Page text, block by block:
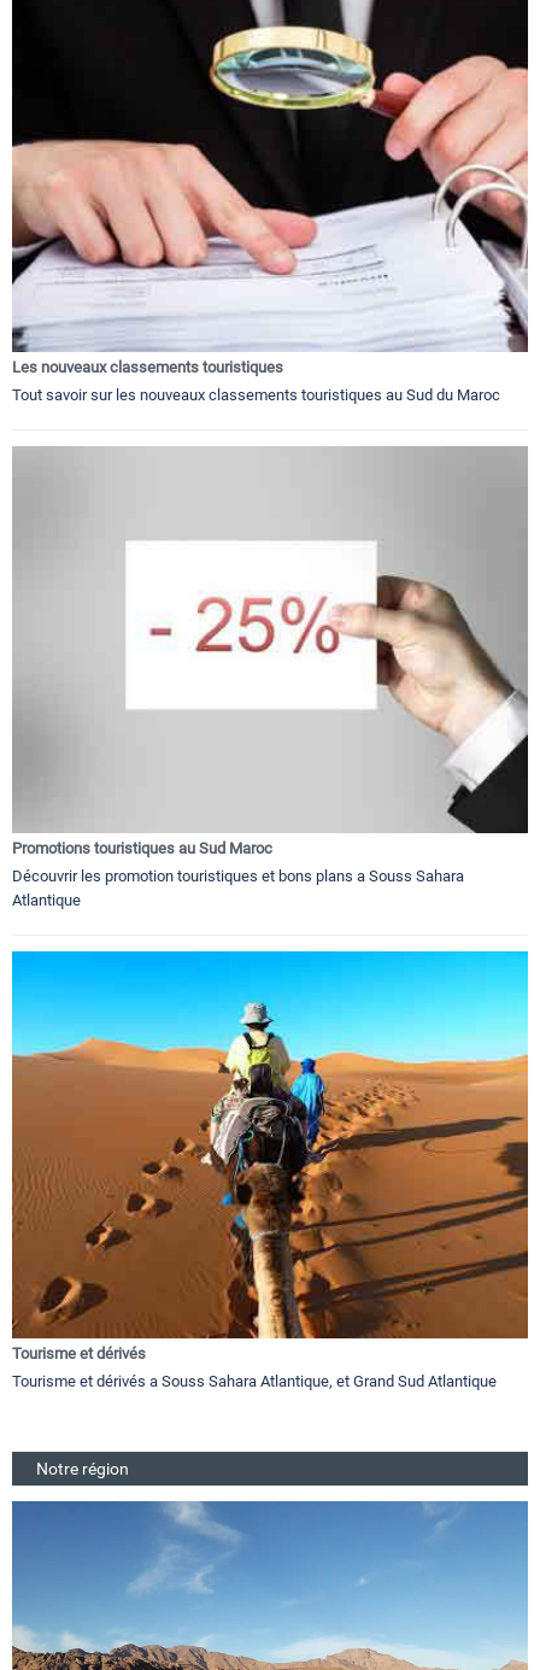
Les nouveaux classements touristiques
Tout savoir sur les nouveaux classements touristiques au Sud du Maroc
Promotions touristiques au Sud Maroc
Découvrir les promotion touristiques et bons plans a Souss Sahara
Atlantique
Tourisme et dérivés
Tourisme et dérivés a Souss Sahara Atlantique, et Grand Sud Atlantique
Notre région